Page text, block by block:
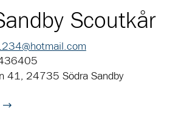
Scoutkår
41, 24735 Södra Sandby